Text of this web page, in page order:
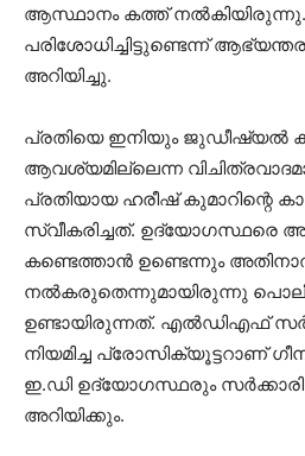
ആസ്ഥാനം കത്ത്
പരിശോധിച്ചിട്ടുണ്ടെന്ന്
അറിയിച്ചു.
പ്രതിയെ ഇനിയും ജുഡീഷ്യൽ
ആവശ്യമില്ലെന്ന
പ്രതിയായ ഹരീഷ് കുമാറിന്റെ
സ്വീകരിച്ചത്. ഉദ്യോഗസ്ഥരെ
കണ്ടെത്താൻ ഉണ്ടെന്നും
നൽകരുതെന്നുമായിരുന്നു പൊലീസ്
ഉണ്ടായിരുന്നത്. എൽഡിഎഫ്
നിയമിച്ച പ്രോസിക്യൂട്ടറാണ്
ഇ.ഡി ഉദ്യോഗസ്ഥരും
അറിയിക്കും.